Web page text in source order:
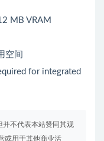
MB VRAM
空间
for integrated
并不代表本站赞同其观
或用于其他商业活